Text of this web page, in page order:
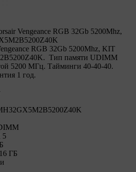
Vengeance RGB 32Gb 5200Mhz,
RGB 32Gb 5200Mhz, KIT
Тип памяти UDIMM
5200 МГц. Тайминги 40-40-40.
1 год.
5
16 ГБ